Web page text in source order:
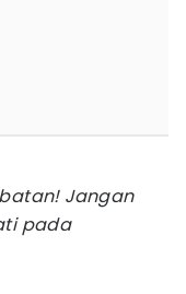
Jangan
pada